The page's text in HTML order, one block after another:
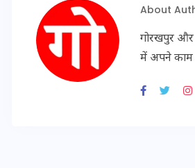
About
गोरखपुर
में अपने काम